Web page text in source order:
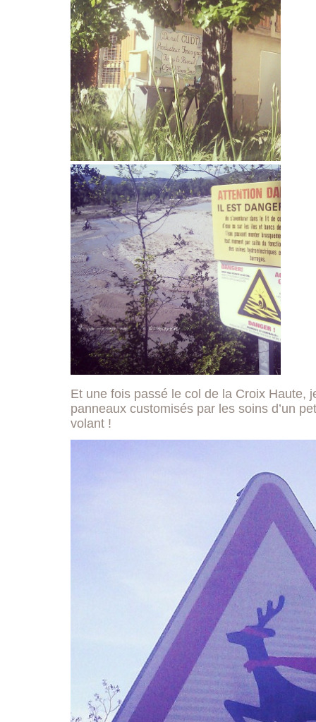
Et une fois passé le col de la Croix Haute,
panneaux customisés par les soins d’un
volant !